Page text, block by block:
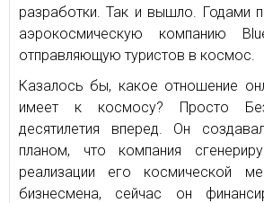
разработки. Так и вышло. Годами
аэрокосмическую компанию
отправляющую туристов в космос.
Казалось бы, какое отношение
имеет к космосу? Просто
десятилетия вперед. Он
планом, что компания
реализации его космической
бизнесмена, сейчас он